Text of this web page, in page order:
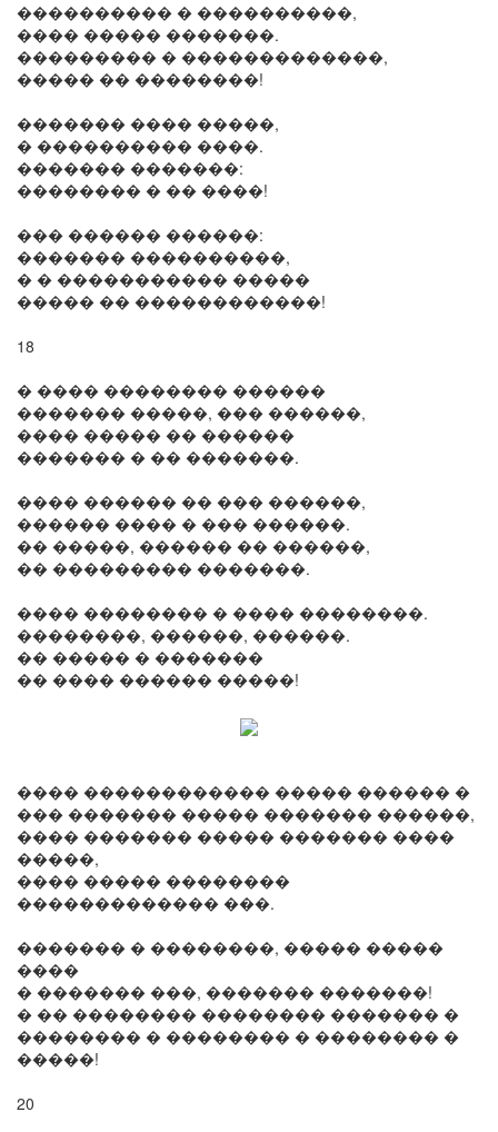
���������� � ����������,
���� ����� �������.
��������� � �������������,
����� �� ��������!
������� ���� �����,
� ���������� ����.
������� �������:
�������� � �� ����!
��� ������ ������:
������� ����������,
� � ����������� �����
����� �� ������������!
18
� ���� �������� ������
������� �����, ��� ������,
���� ����� �� ������
������� � �� �������.
���� ������ �� ��� ������,
������ ���� � ��� ������.
�� �����, ������ �� ������,
�� ��������� �������.
���� �������� � ���� ��������.
��������, ������, ������.
�� ����� � �������
�� ���� ������ �����!
���� ������������ ����� ������ �
��� ������� ����� ������� ������,
���� ������� ����� ������� ����
�����,
���� ����� ��������
������������� ���.
������� � ��������, ����� �����
����
� ������� ���, ������� �������!
� �� �������� �������� ������� �
�������� � �������� � �������� �
�����!
20